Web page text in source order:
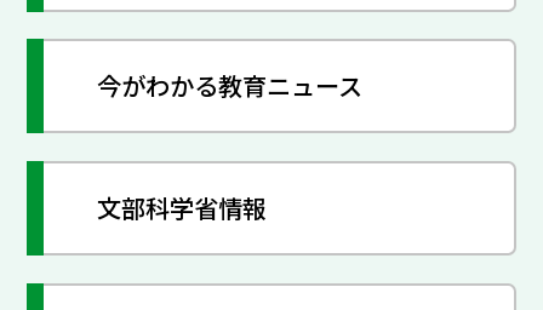
今がわかる教育ニュース
文部科学省情報